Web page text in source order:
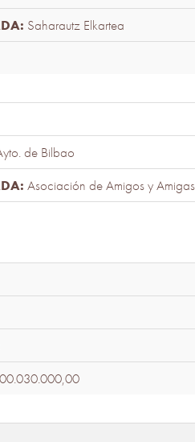
Saharautz Elkartea
de Bilbao
Asociación de Amigos y